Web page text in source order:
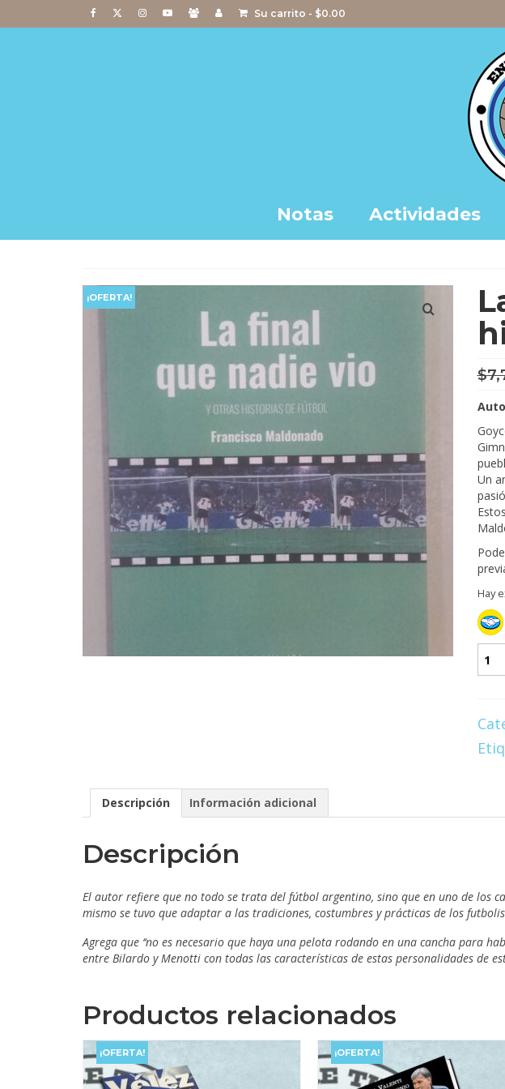
Su carrito - $0.00
Notas Actividades
¡OFERTA!
$
Un
Hay
final
vio
y
Descripción Información adicional
Descripción
El autor refiere que no todo se trata del fútbol argentino, sino que en uno de los
mismo se tuvo que adaptar a las tradiciones, costumbres y prácticas de los
Agrega que ‘‘no es necesario que haya una pelota rodando en una cancha para
entre Bilardo y Menotti con todas las características de estas personalidades de
Productos relacionados
¡OFERTA! ¡OFERTA!